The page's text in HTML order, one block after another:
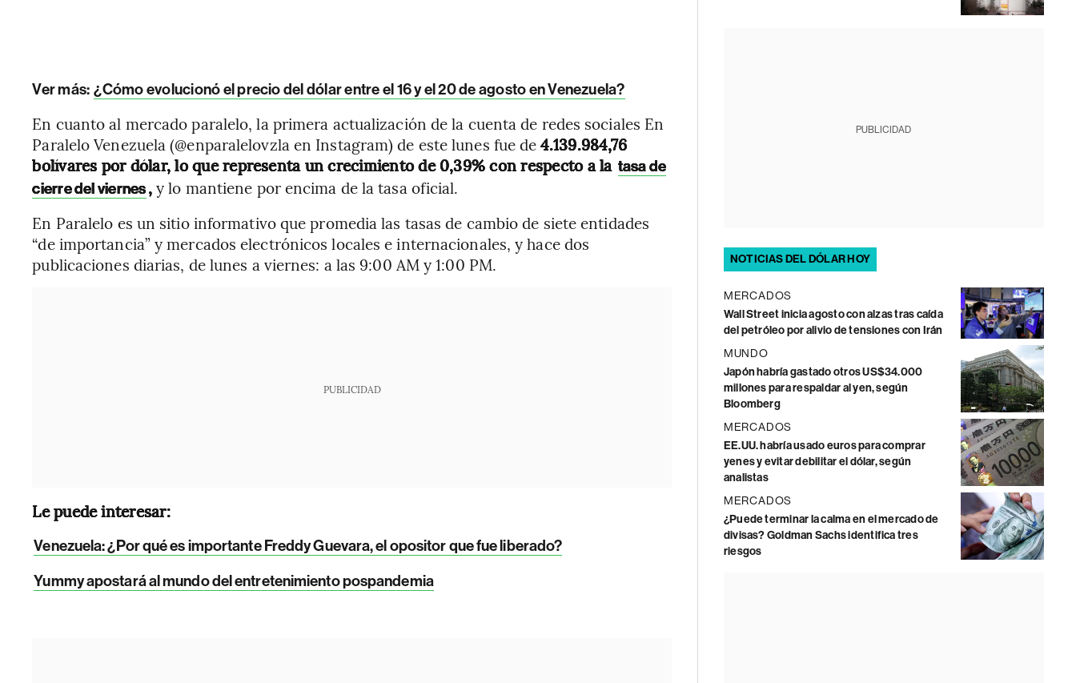
Ver más: ¿Cómo evolucionó el precio del dólar entre el 16 y el 20 de agosto en Venezuela?
En cuanto al mercado paralelo, la primera actualización de la cuenta de redes sociales En
Paralelo Venezuela (@enparalelovzla en Instagram) de este lunes fue de4.139.984,76
bolívares por dólar, lo que representa un crecimiento de 0,39% con respecto a la tasa de
cierre del viernes,y lo mantiene por encima de la tasa oficial.
En Paralelo es un sitio informativo que promedia las tasas de cambio de siete entidades
“de importancia” y mercados electrónicos locales e internacionales, y hace dos
publicaciones diarias, de lunes a viernes: a las 9:00 AM y 1:00 PM.
PUBLICIDAD
Le puede interesar:
Venezuela: ¿Por qué es importante Freddy Guevara, el opositor que fue liberado?
Yummy apostará al mundo del entretenimiento pospandemia
PUBLICIDAD
NOTICIAS DEL DÓLAR HOY
MERCADOS
Wall Street inicia agosto con alzas tras caída
del petróleo por alivio de tensiones con Irán
MUNDO
Japón habría gastado otros US$34.000
millones para respaldar al yen, según
Bloomberg
MERCADOS
EE.UU. habría usado euros para comprar
yenes y evitar debilitar el dólar, según
analistas
MERCADOS
¿Puede terminar la calma en el mercado de
divisas? Goldman Sachs identifica tres
riesgos